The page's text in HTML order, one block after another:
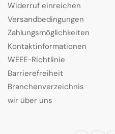
Widerruf einreichen
Versandbedingungen
Zahlungsmöglichkeiten
Kontaktinformationen
WEEE-Richtlinie
Barrierefreiheit
Branchenverzeichnis
wir über uns